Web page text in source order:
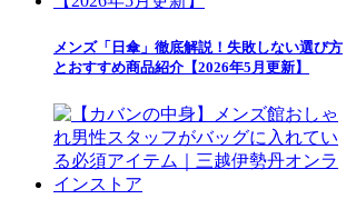
メンズ「日傘」徹底解説！失敗しない選び方
とおすすめ商品紹介【2026年5月更新】